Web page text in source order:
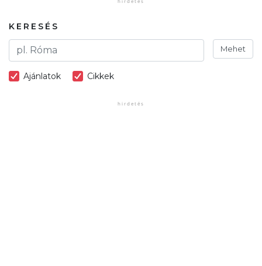
KERESÉS
Mehet
Ajánlatok Cikkek